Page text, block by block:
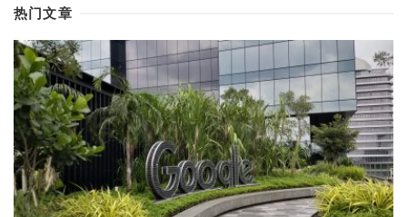
热门文章